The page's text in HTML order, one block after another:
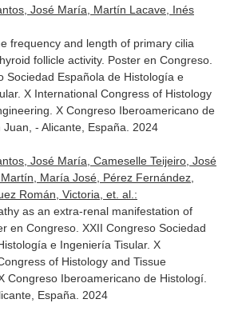
José María, Martín Lacave, Inés
frequency and length of primary cilia
follicle activity. Poster en Congreso.
Sociedad Española de Histología e
X International Congress of Histology
X Congreso Iberoamericano de
Juan, - Alicante, España. 2024
José María, Cameselle Teijeiro, José
María José, Pérez Fernández,
Román, Victoria, et. al.:
as an extra-renal manifestation of
en Congreso. XXII Congreso Sociedad
e Ingeniería Tisular. X
of Histology and Tissue
Congreso Iberoamericano de Histologí.
España. 2024